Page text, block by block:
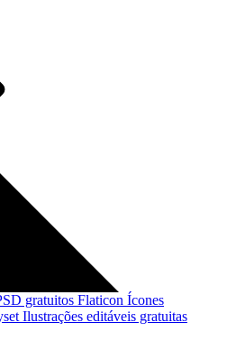
gratuitos Flaticon Ícones
Ilustrações editáveis gratuitas